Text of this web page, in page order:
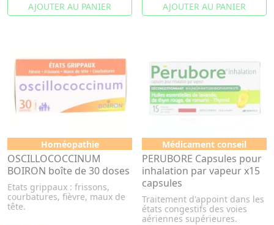
AJOUTER AU PANIER AJOUTER AU PANIER
Homéopathie
OSCILLOCOCCINUM
BOIRON boîte de 30 doses
Etats grippaux : frissons,
courbatures, fièvre, maux de
tête.
Médicament conseil
PERUBORE Capsules pour
inhalation par vapeur x15
capsules
Traitement d'appoint dans les
états congestifs des voies
aériennes supérieures.